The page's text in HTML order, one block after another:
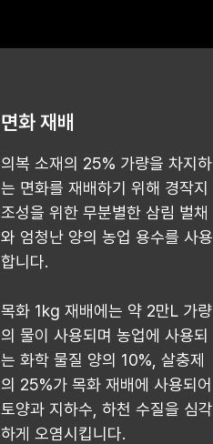
면화 재배
의복 소재의 25% 가량을 차지하
는 면화를 재배하기 위해 경작지
조성을 위한 무분별한 삼림 벌채
와 엄청난 양의 농업 용수를 사용
합니다.
목화 1kg 재배에는 약 2만L 가량
의 물이 사용되며 농업에 사용되
는 화학 물질 양의 10%, 살충제
의 25%가 목화 재배에 사용되어
토양과 지하수, 하천 수질을 심각
하게 오염시킵니다.